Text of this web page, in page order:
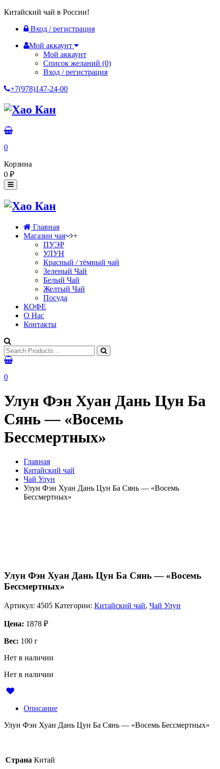
Китайский чай в России!
Вход / регистрация
Мой аккаунт
Мой аккаунт
Список желаний (0)
Вход / регистрация
+7(978)147-24-00
0
Корзина
0 ₽
Главная
Магазин чая
+
ПУЭР
УЛУН
Красный / тёмный чай
Зеленый Чай
Белый Чай
Желтый Чай
Посуда
КОФЕ
О Нас
Контакты
0
Улун Фэн Хуан Дань Цун Ба
Сянь — «Восемь
Бессмертных»
Главная
Китайский чай
Чай Улун
Улун Фэн Хуан Дань Цун Ба Сянь — «Восемь
Бессмертных»
Улун Фэн Хуан Дань Цун Ба Сянь — «Восемь
Бессмертных»
Артикул: 4505 Категории: Китайский чай, Чай Улун
Цена: 1878 ₽
Вес: 100 г
Нет в наличии
Нет в наличии
Описание
Улун Фэн Хуан Дань Цун Ба Сянь — «Восемь Бессмертных»
Страна Китай